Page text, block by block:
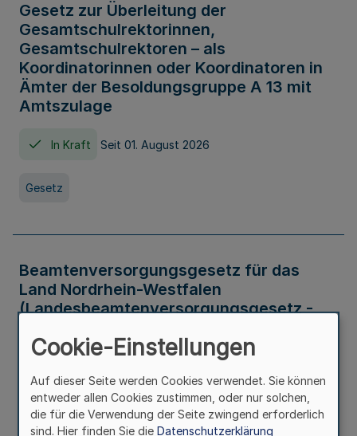
Gesetz zur Überleitung der
Gesamtschulrektorinnen,
Gesamtschulrektoren – als
Koordinatorinnen oder Koordinatoren in
Ämter der Besoldungsgruppe A 13 mit
Amtszulage
In Kraft Seit 01. August 2026
Gesetz
Beamtenversorgungsgesetz für das
Land Nordrhein-Westfalen
(Landesbeamtenversorgungsgesetz -
Gesetz
Cookie-Einstellungen
Auf dieser Seite werden Cookies verwendet. Sie können
entweder allen Cookies zustimmen, oder nur solchen,
die für die Verwendung der Seite zwingend erforderlich
sind. Hier finden Sie die Datenschutzerklärung